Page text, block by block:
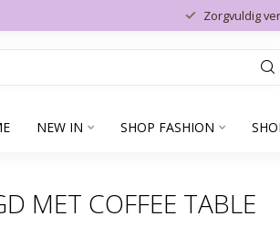
Zorgvuldig
NEW IN SHOP FASHION
MET COFFEE TABLE